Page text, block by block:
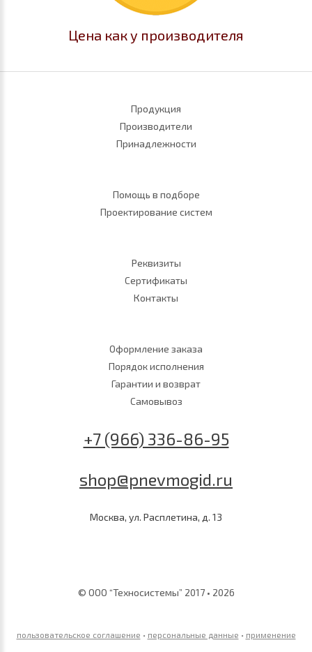
Цена как у производителя
Продукция
Производители
Принадлежности
Помощь в подборе
Проектирование систем
Реквизиты
Сертификаты
Контакты
Оформление заказа
Порядок исполнения
Гарантии и возврат
Самовывоз
+7 (966) 336-86-95
shop@pnevmogid.ru
Москва, ул. Расплетина, д. 13
© ООО “Техносистемы” 2017 • 2026
пользовательское соглашение • персональные данные • применение